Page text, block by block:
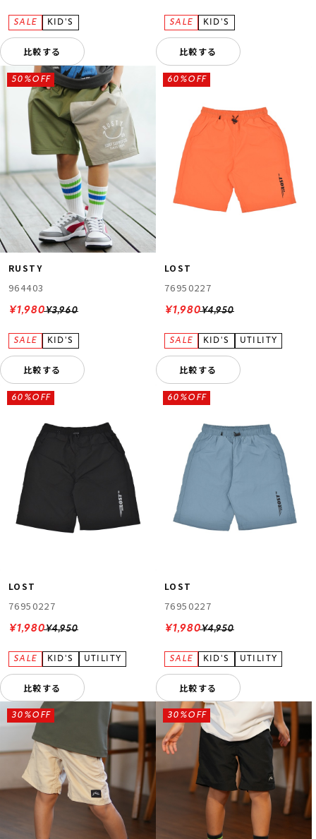
比較する 比較する
RUSTY
964403
¥3,960
50%OFF
¥1,980
比較する
LOST
76950227
¥4,950
60%OFF
¥1,980
比較する
LOST
76950227
¥4,950
60%OFF
¥1,980
比較する
LOST
76950227
¥4,950
60%OFF
¥1,980
比較する
30%OFF 30%OFF